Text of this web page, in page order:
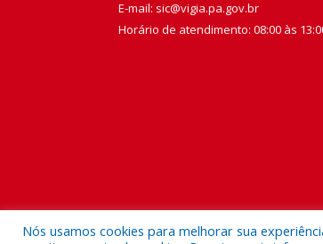
E-mail: sic@vigia.pa.gov.br
Horário de atendimento: 08:00 às
Nós usamos cookies para melhorar sua